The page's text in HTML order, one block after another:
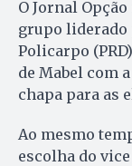
O Jornal
grupo liderado
Policarpo
de Mabel com
chapa para as
Ao mesmo
escolha do